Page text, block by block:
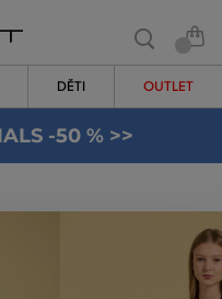
DĚTI OUTLET
-50 % >>